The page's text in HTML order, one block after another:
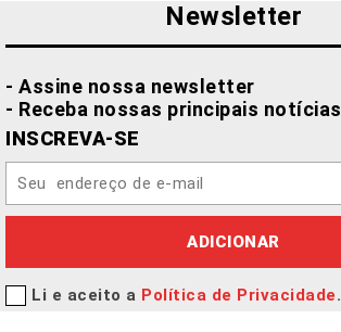
Newsletter
- Assine nossa newsletter
- Receba nossas principais notícias
INSCREVA-SE
ADICIONAR
Li e aceito a Política de Privacidade.